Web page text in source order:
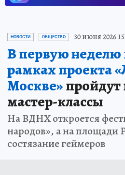
НОВОСТИ ОБЩЕСТВО 30 июня 2026
В первую неделю
рамках проекта
Москве»
мастер-классы
На ВДНХ откроется
народов», а на площади
состязание геймеров